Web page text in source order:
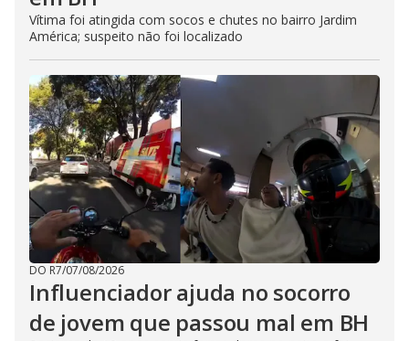
Vítima foi atingida com socos e chutes no bairro Jardim
América; suspeito não foi localizado
DO R7/07/08/2026
Influenciador ajuda no socorro
de jovem que passou mal em BH